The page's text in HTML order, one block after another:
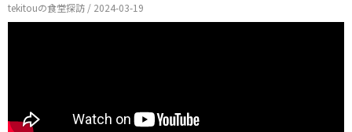
tekitouの食堂探訪 / 2024-03-19